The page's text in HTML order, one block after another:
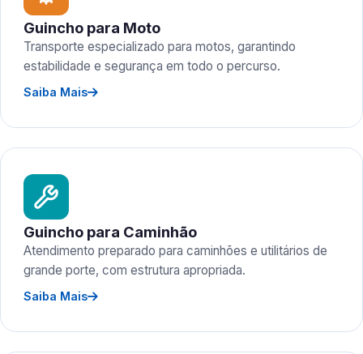
Guincho para Moto
Transporte especializado para motos, garantindo
estabilidade e segurança em todo o percurso.
Saiba Mais
Guincho para Caminhão
Atendimento preparado para caminhões e utilitários de
grande porte, com estrutura apropriada.
Saiba Mais